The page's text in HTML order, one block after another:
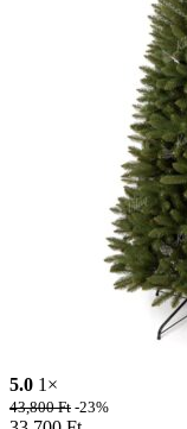
5.0 1×
43,800Ft -23%